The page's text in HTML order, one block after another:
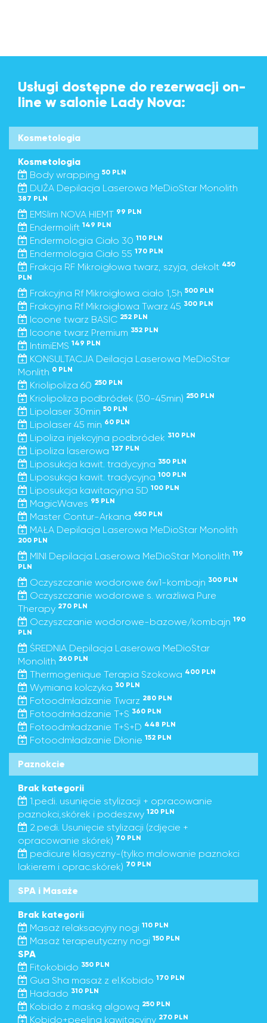
Usługi dostępne do rezerwacji on-
line w salonie Lady Nova:
Kosmetologia
Kosmetologia
Body wrapping 50 PLN
DUŻA Depilacja Laserowa MeDioStar Monolith
387 PLN
EMSlim NOVA HIEMT 99 PLN
Endermolift 149 PLN
Endermologia Ciało 30 110 PLN
Endermologia Ciało 55 170 PLN
Frakcja RF Mikroigłowa twarz, szyja, dekolt 450
PLN
Frakcyjna Rf Mikroigłowa ciało 1,5h 500 PLN
Frakcyjna Rf Mikroigłowa Twarz 45 300 PLN
Icoone twarz BASIC 252 PLN
Icoone twarz Premium 352 PLN
IntimiEMS 149 PLN
KONSULTACJA Deilacja Laserowa MeDioStar
Monlith 0 PLN
Kriolipoliza 60 250 PLN
Kriolipoliza podbródek (30-45min) 250 PLN
Lipolaser 30min 50 PLN
Lipolaser 45 min 60 PLN
Lipoliza injekcyjna podbródek 310 PLN
Lipoliza laserowa 127 PLN
Liposukcja kawit. tradycyjna 350 PLN
Liposukcja kawit. tradycyjna 100 PLN
Liposukcja kawitacyjna 5D 100 PLN
MagicWaves 95 PLN
Master Contur-Arkana 650 PLN
MAŁA Depilacja Laserowa MeDioStar Monolith
200 PLN
MINI Depilacja Laserowa MeDioStar Monolith 119
PLN
Oczyszczanie wodorowe 6w1-kombajn 300 PLN
Oczyszczanie wodorowe s. wrażliwa Pure
Therapy 270 PLN
Oczyszczanie wodorowe-bazowe/kombajn 190
PLN
ŚREDNIA Depilacja Laserowa MeDioStar
Monolith 260 PLN
Thermogenique Terapia Szokowa 400 PLN
Wymiana kolczyka 30 PLN
Fotoodmładzanie Twarz 280 PLN
Fotoodmładzanie T+S 360 PLN
Fotoodmładzanie T+S+D 448 PLN
Fotoodmładzanie Dłonie 152 PLN
Paznokcie
Brak kategorii
1.pedi. usunięcie stylizacji + opracowanie
paznokci,skórek i podeszwy 120 PLN
2.pedi. Usunięcie stylizacji (zdjęcie +
opracowanie skórek) 70 PLN
pedicure klasyczny-(tylko malowanie paznokci
lakierem i oprac.skórek) 70 PLN
SPA i Masaże
Brak kategorii
Masaż relaksacyjny nogi 110 PLN
Masaż terapeutyczny nogi 150 PLN
SPA
Fitokobido 350 PLN
Gua Sha masaż z el.Kobido 170 PLN
Hadado 310 PLN
Kobido z maską algową 250 PLN
Kobido+peeling kawitacyjny 270 PLN